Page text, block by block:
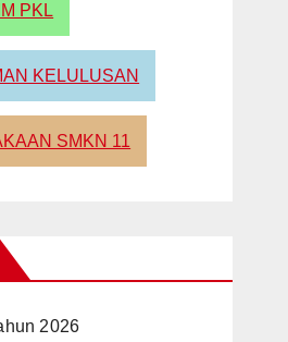
PKL
KELULUSAN
SMKN 11
2026